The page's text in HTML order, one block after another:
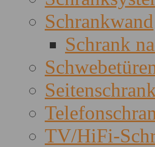
Schrankwand
Schrank
TV/HiFi-